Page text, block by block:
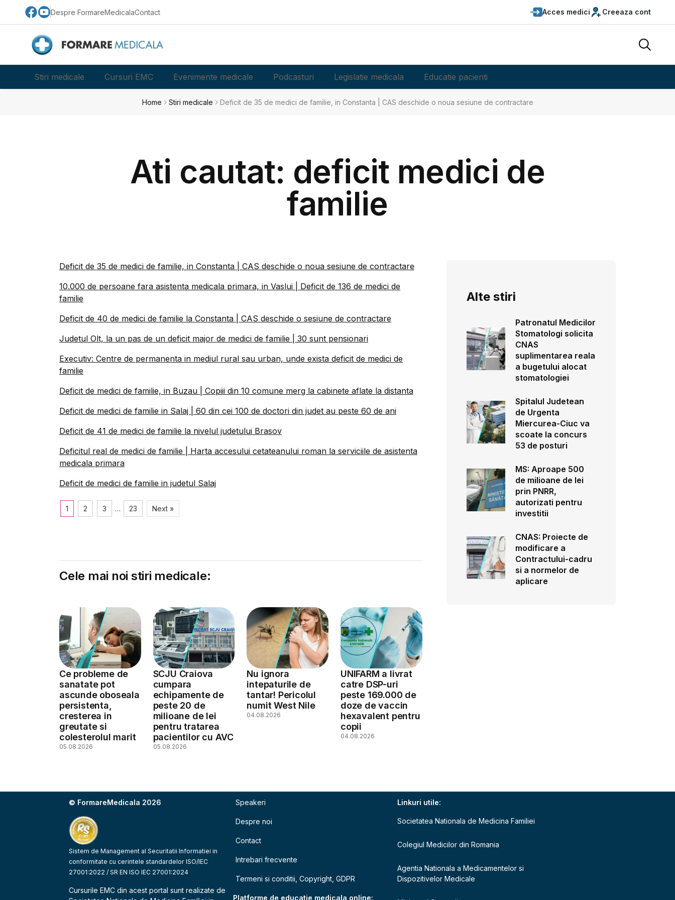
Despre FormareMedicalaContact Acces medici Creeaza cont
Stiri medicale Cursuri EMC Evenimente medicale Podcasturi Legislatie medicala Educatie pacienti
Home Stiri medicale Deficit de 35 de medici de familie, in Constanta | CAS deschide o noua sesiune de contractare
Ati cautat: deficit medici de
familie
Deficit de 35 de medici de familie, in Constanta | CAS deschide o noua sesiune de contractare
10.000 de persoane fara asistenta medicala primara, in Vaslui | Deficit de 136 de medici de
familie
Deficit de 40 de medici de familie la Constanta | CAS deschide o sesiune de contractare
Judetul Olt, la un pas de un deficit major de medici de familie | 30 sunt pensionari
Executiv: Centre de permanenta in mediul rural sau urban, unde exista deficit de medici de
familie
Deficit de medici de familie, in Buzau | Copiii din 10 comune merg la cabinete aflate la distanta
Deficit de medici de familie in Salaj | 60 din cei 100 de doctori din judet au peste 60 de ani
Deficit de 41 de medici de familie la nivelul judetului Brasov
Deficitul real de medici de familie | Harta accesului cetateanului roman la serviciile de asistenta
medicala primara
Deficit de medici de familie in judetul Salaj
1 2 3 … 23 Next »
Cele mai noi stiri medicale:
Ce probleme de
sanatate pot
ascunde oboseala
persistenta,
cresterea in
greutate si
colesterolul marit
05.08.2026
SCJU Craiova
cumpara
echipamente de
peste 20 de
milioane de lei
pentru tratarea
pacientilor cu AVC
05.08.2026
Nu ignora
intepaturile de
tantar! Pericolul
numit West Nile
04.08.2026
UNIFARM a livrat
catre DSP-uri
peste 169.000 de
doze de vaccin
hexavalent pentru
copii
04.08.2026
Alte stiri
Patronatul Medicilor
Stomatologi solicita
CNAS
suplimentarea reala
a bugetului alocat
stomatologiei
Spitalul Judetean
de Urgenta
Miercurea-Ciuc va
scoate la concurs
53 de posturi
MS: Aproape 500
de milioane de lei
prin PNRR,
autorizati pentru
investitii
CNAS: Proiecte de
modificare a
Contractului-cadru
si a normelor de
aplicare
© FormareMedicala 2026
Sistem de Management al Securitatii Informatiei in
conformitate cu cerintele standardelor ISO/IEC
27001:2022 / SR EN ISO IEC 27001:2024
Cursurile EMC din acest portal sunt realizate de
Speakeri
Despre noi
Contact
Intrebari frecvente
Termeni si conditii, Copyright, GDPR
Platforme de educatie medicala online:
Linkuri utile:
Societatea Nationala de Medicina Familiei
Colegiul Medicilor din Romania
Agentia Nationala a Medicamentelor si
Dispozitivelor Medicale